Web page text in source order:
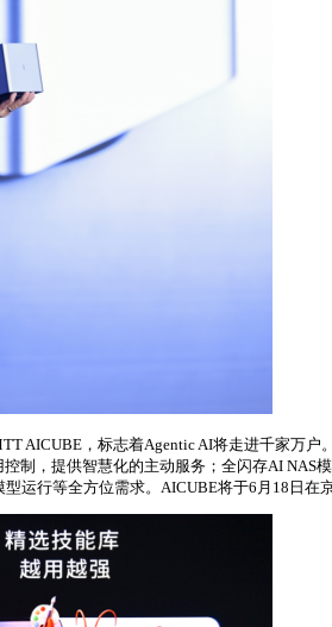
，标志着Agentic AI将走进千家万户
制，提供智慧化的主动服务；全闪存AI
运行等全方位需求。AICUBE将于6月18日在